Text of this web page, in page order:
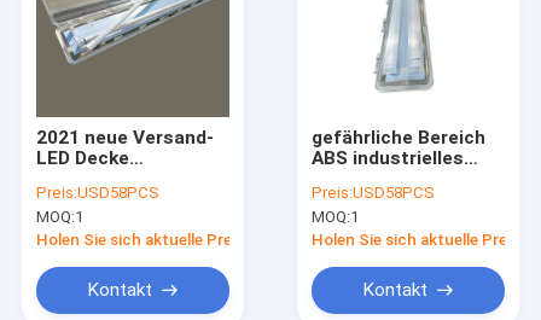
2021 neue Versand-
LED Decke
Leuchtstoff helle
0.6m 1,2 M
Preis:USD58PCS
MOQ:1
Holen Sie sich aktuelle Preis
Kontakt
gefährliche Bereich
ABS industrielles
explosionssicheren
Leuchtröhre-1x48
Preis:USD58PCS
MOQ:1
Holen Sie sich aktuelle Preis
Kontakt